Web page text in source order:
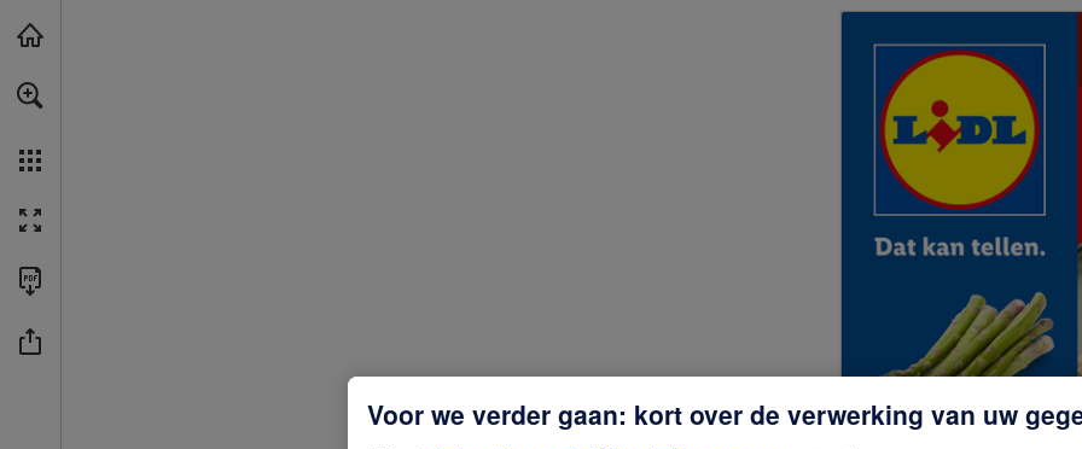
Voor we verder gaan: kort over de verwerking van uw